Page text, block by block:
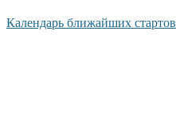
Календарь ближайших стартов